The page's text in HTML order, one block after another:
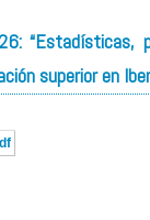
“Estadísticas,
superior en